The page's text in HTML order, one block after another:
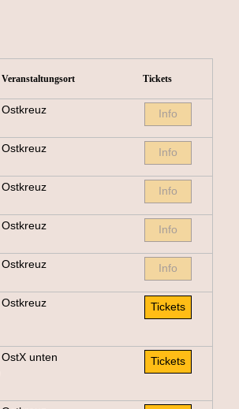
Tickets
Veranstaltungsort
Info
Ostkreuz
Info
Ostkreuz
Info
Ostkreuz
Info
Ostkreuz
Info
Ostkreuz
Tickets
Ostkreuz
Tickets
OstX unten